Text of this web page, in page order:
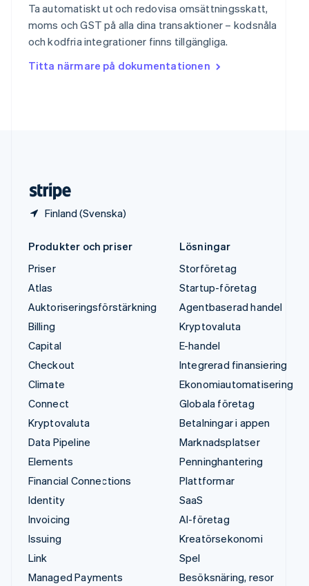
Ta automatiskt ut och redovisa omsättningsskatt,
moms och GST på alla dina transaktioner – kodsnåla
och kodfria integrationer finns tillgängliga.
Titta närmare på dokumentationen
Finland (Svenska)
SvenskaEnglish
Thailand
ไทยEnglish
English
Produkter och priser
Priser
Atlas
Auktoriseringsförstärkning
Billing
Capital
Checkout
Climate
Connect
Kryptovaluta
Data Pipeline
Elements
Financial Connections
Identity
Invoicing
Issuing
Link
Managed Payments
Lösningar
Storföretag
Startup-företag
Agentbaserad handel
Kryptovaluta
E-handel
Integrerad finansiering
Ekonomiautomatisering
Globala företag
Betalningar i appen
Marknadsplatser
Penninghantering
Plattformar
SaaS
AI-företag
Kreatörsekonomi
Spel
Besöksnäring, resor